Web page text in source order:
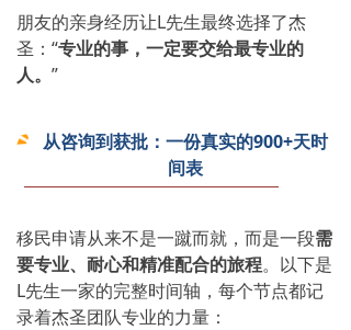
朋友的亲身经历让L先生最终选择了杰
圣：“专业的事，一定要交给最专业的
人。 ”
从咨询到获批：一份真实的900+天时
间表
移民申请从来不是一蹴而就，而是一段需
要专业、耐心和精准配合的旅程。以下是
L先生一家的完整时间轴，每个节点都记
录着杰圣团队专业的力量：